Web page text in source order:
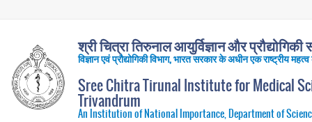
श्री चित्रा तिरुनाल आयुर्विज्ञान और
विज्ञान एवं प्रौद्योगिकी विभाग, भारत सरकार के अधीन एक राष्ट्रीय
Sree Chitra Tirunal Institute for Medical
Trivandrum
An Institution of National Importance, Department of